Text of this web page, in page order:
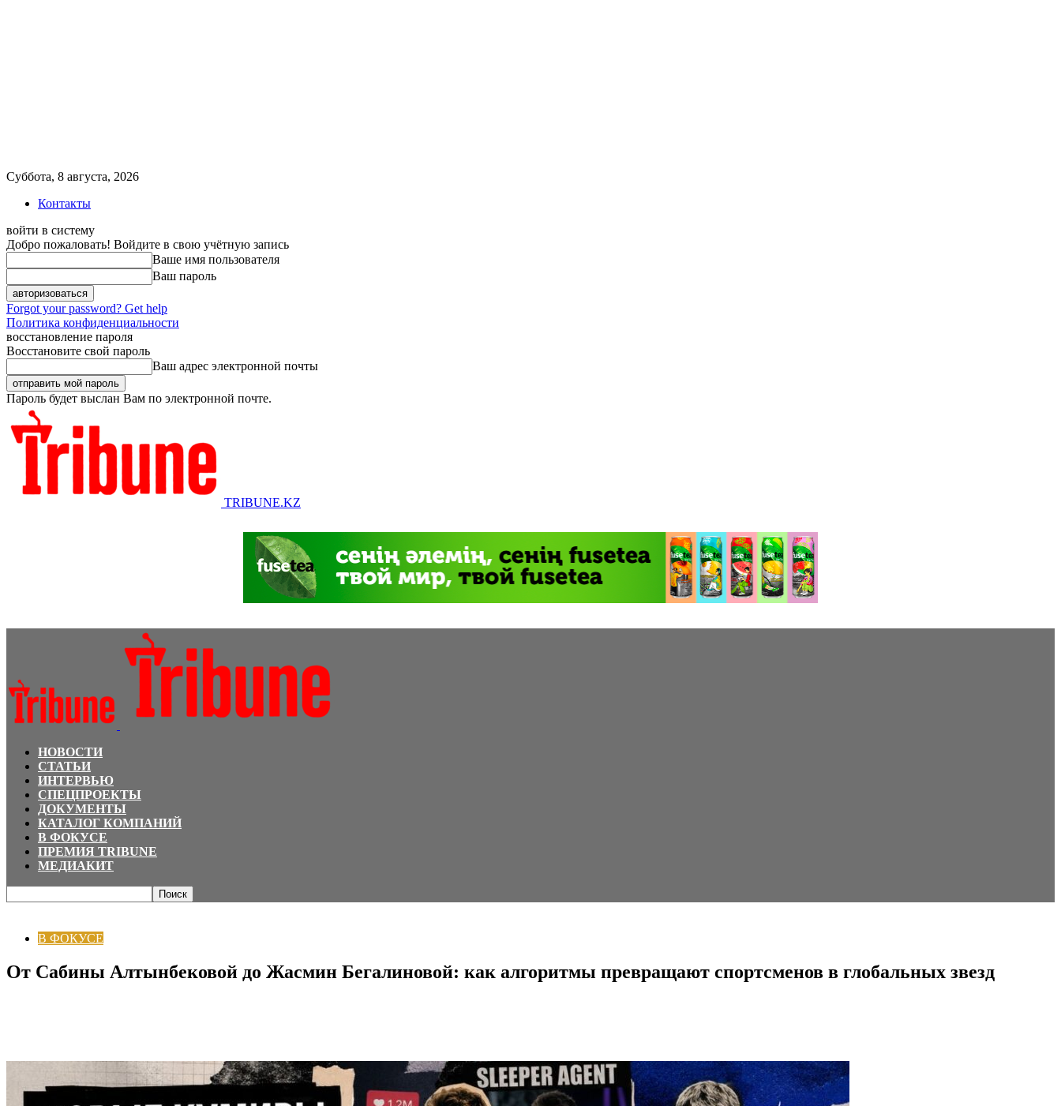
Суббота, 8 августа, 2026
Контакты
войти в систему
Добро пожаловать! Войдите в свою учётную запись
Ваше имя пользователя
Ваш пароль
Forgot your password? Get help
Политика конфиденциальности
восстановление пароля
Восстановите свой пароль
Ваш адрес электронной почты
Пароль будет выслан Вам по электронной почте.
TRIBUNE.KZ
НОВОСТИ
СТАТЬИ
ИНТЕРВЬЮ
СПЕЦПРОЕКТЫ
ДОКУМЕНТЫ
КАТАЛОГ КОМПАНИЙ
В ФОКУСЕ
ПРЕМИЯ TRIBUNE
МЕДИАКИТ
В ФОКУСЕ
От Сабины Алтынбековой до Жасмин Бегалиновой: как алгоритмы превращают спортсменов в глобальных звезд